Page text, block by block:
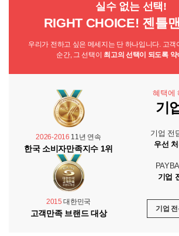
실수 없는 선택!
RIGHT CHOICE! 젠틀
우리가 전하고 싶은 메세지는 단 하나입니다. 고객
순간, 그 선택이 최고의 선택이 되도록 약
2026-2016 11년 연속
한국 소비자만족지수 1위
2015 대한민국
고객만족 브랜드 대상
혜택에
기
기업 전
우선
기업
기업